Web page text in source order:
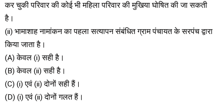
कर चुकी परिवार की कोई भी महिला परिवार की मुखिया घोषित की जा सकती
है।
(ii) भामाशाह नामांकन का पहला सत्यापन संबंधित ग्राम पंचायत के सरपंच द्वारा
किया जाता है।
(A) केवल (i) सही है।
(B) केवल (ii) सही है।
(C) (i) एवं (ii) दोनों सही हैं।
(D) (i) एवं (ii) दोनों गलत हैं।